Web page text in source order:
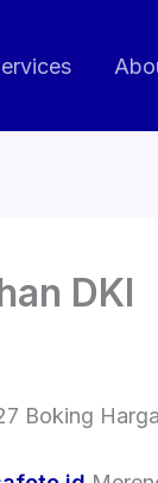
DKI
Boking